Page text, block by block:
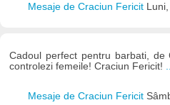
Mesaje de Craciun Fericit
Cadoul perfect pentru barbati, de
controlezi femeile! Craciun Fericit!
Mesaje de Craciun Fericit